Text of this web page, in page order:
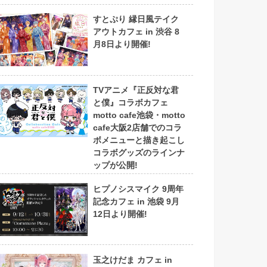
すとぷり 縁日風テイク
アウトカフェ in 渋谷 8
月8日より開催!
TVアニメ『正反対な君
と僕』コラボカフェ
motto cafe池袋・motto
cafe大阪2店舗でのコラ
ボメニューと描き起こし
コラボグッズのラインナ
ップが公開!
ヒプノシスマイク 9周年
記念カフェ in 池袋 9月
12日より開催!
玉之けだま カフェ in